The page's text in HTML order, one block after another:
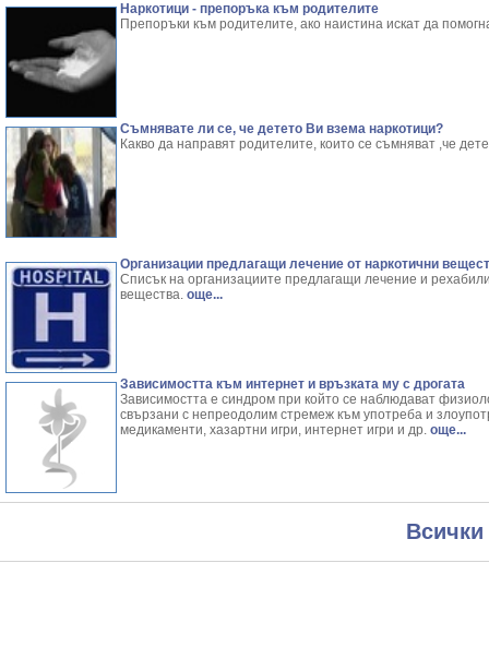
Наркотици - препоръка към родителите
Препоръки към родителите, ако наистина искат да
Съмнявате ли се, че детето Ви взема наркотици?
Какво да направят родителите, които се съмняват ,че
Организации предлагащи лечение от наркотични
Списък на организациите предлагащи лечение и
вещества. още...
Зависимостта към интернет и връзката му с дрогата
Зависимостта е синдром при който се наблюдават
свързани с непреодолим стремеж към употреба и
медикаменти, хазартни игри, интернет игри и др. още...